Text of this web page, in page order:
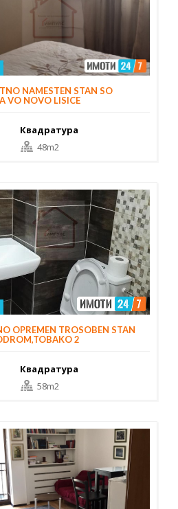
NAMESTEN STAN SO
VO NOVO LISICE
Квадратура
48m2
OPREMEN TROSOBEN STAN
2
Квадратура
58m2